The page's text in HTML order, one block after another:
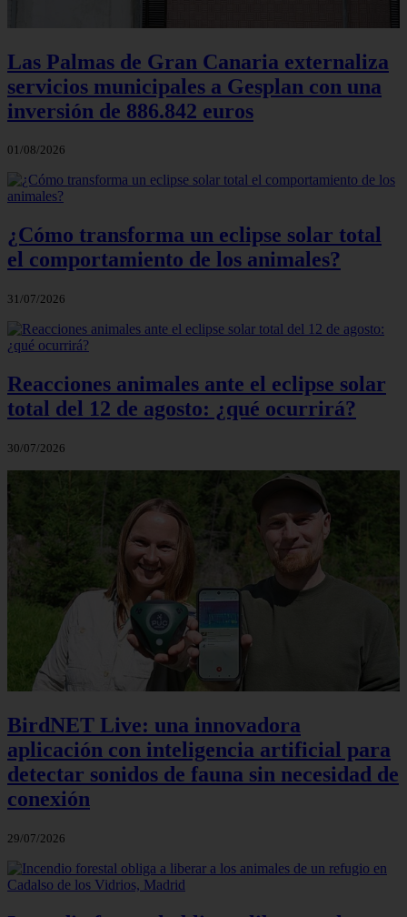
Las Palmas de Gran Canaria externaliza
servicios municipales a Gesplan con una
inversión de 886.842 euros
01/08/2026
¿Cómo transforma un eclipse solar total
el comportamiento de los animales?
31/07/2026
Reacciones animales ante el eclipse solar
total del 12 de agosto: ¿qué ocurrirá?
30/07/2026
BirdNET Live: una innovadora
aplicación con inteligencia artificial para
detectar sonidos de fauna sin necesidad de
conexión
29/07/2026